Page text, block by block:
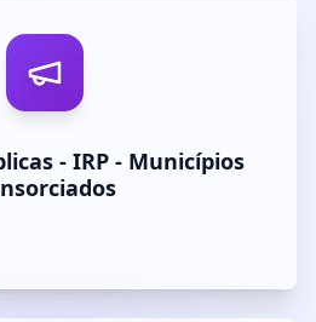
- IRP - Municípios